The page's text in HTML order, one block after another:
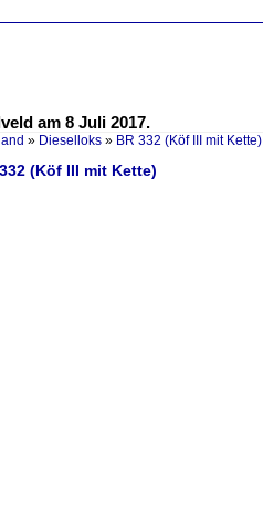
am 8 Juli 2017.
» Dieselloks » BR 332 (Köf III mit Kette)
(Köf III mit Kette)